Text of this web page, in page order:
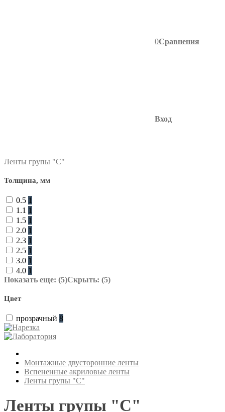
0Сравнения
Вход
Ленты групы "C"
Толщина, мм
0.5 1
1.1 1
1.5 1
2.0 1
2.3 1
2.5 1
3.0 1
4.0 1
Показать еще: (5)Скрыть: (5)
Цвет
прозрачный 8
Монтажные двусторонние ленты
Вспененные акриловые ленты
Ленты групы "C"
Ленты групы "C"